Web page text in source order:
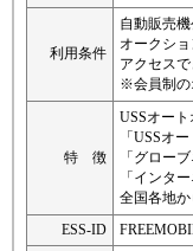
利用条件
自動販売
オークシ
アクセスで
※会員制の
特 徴
USSオー
「USSオ
「グロー
「インタ
全国各地か
ESS-ID